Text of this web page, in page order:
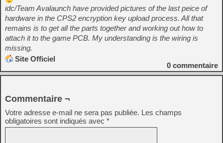
idc/Team Avalaunch have provided pictures of the last peice of
hardware in the CPS2 encryption key upload process. All that
remains is to get all the parts together and working out how to
attach it to the game PCB. My understanding is the wiring is
missing.
Site Officiel
0 commentaire
Commentaire ¬
Votre adresse e-mail ne sera pas publiée. Les champs
obligatoires sont indiqués avec *